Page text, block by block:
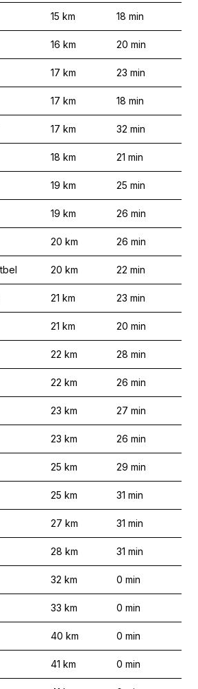
15 km 18 min
16 km 20 min
17 km 23 min
17 km 18 min
17 km 32 min
18 km 21 min
19 km 25 min
19 km 26 min
20 km 26 min
20 km 22 min
21 km 23 min
21 km 20 min
22 km 28 min
22 km 26 min
23 km 27 min
23 km 26 min
25 km 29 min
25 km 31 min
27 km 31 min
28 km 31 min
32 km 0 min
33 km 0 min
40 km 0 min
41 km 0 min